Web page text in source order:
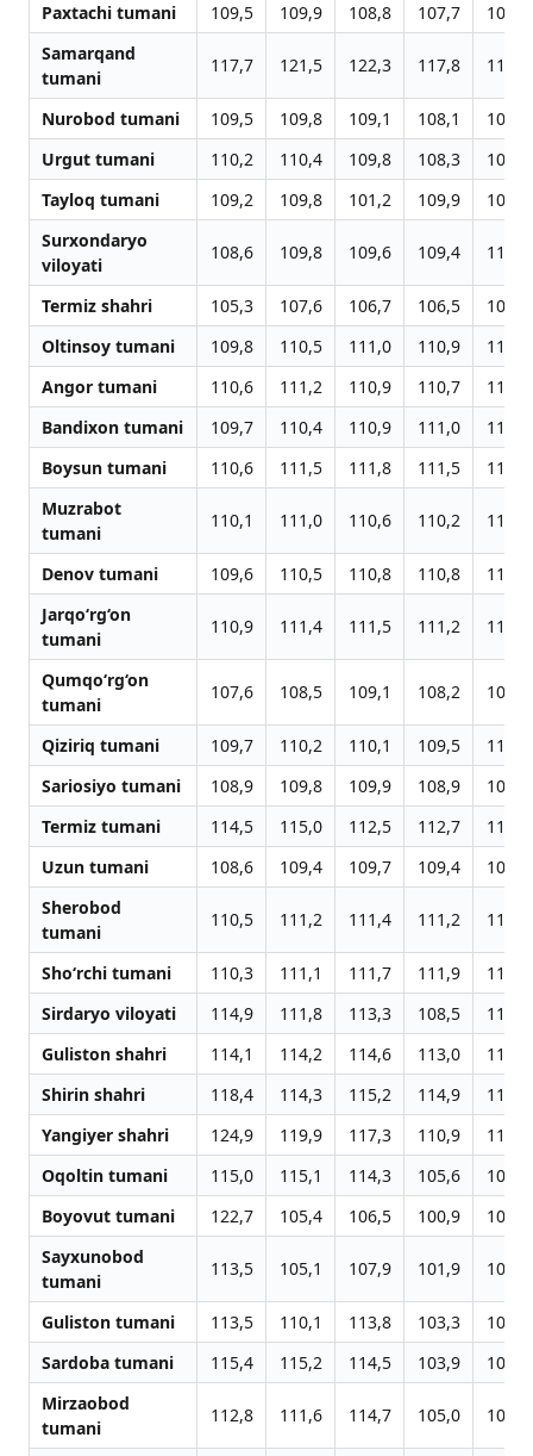
Paxtachi tumani 109,5 109,9 108,8 107,7
106,5
Samarqand
tumani
117,7 121,5 122,3 117,8 116,3
Nurobod tumani 109,5 109,8 109,1 108,1
107,5
Urgut tumani
110,2 110,4 109,8 108,3
107,4
Tayloq tumani
109,2 109,8 101,2 109,9
109,5
Surxondaryo
viloyati
108,6 109,8 109,6 109,4 110,3
Termiz shahri 105,3 107,6 106,7 106,5
108,1
Oltinsoy tumani
109,8 110,5 111,0 110,9
110,7
Angor tumani
110,6 111,2 110,9 110,7
111,3
Bandixon tumani
109,7 110,4 110,9 111,0
111,3
Boysun tumani
110,6 111,5 111,8 111,5
112,0
Muzrabot
tumani
110,1 111,0 110,6 110,2 110,9
Denov tumani 109,6 110,5 110,8 110,8
112,1
Jarqo‘rg‘on
tumani
110,9 111,4 111,5 111,2 112,2
Qumqo‘rg‘on
tumani
107,6 108,5 109,1 108,2 109,2
Qiziriq tumani 109,7 110,2 110,1 109,5
110,1
Sariosiyo tumani
108,9 109,8 109,9 108,9
109,3
Termiz tumani
114,5 115,0 112,5 112,7
114,4
Uzun tumani
108,6 109,4 109,7 109,4
109,3
Sherobod
tumani
110,5 111,2 111,4 111,2 111,6
Sho‘rchi tumani 110,3 111,1 111,7 111,9
112,8
Sirdaryo viloyati
114,9 111,8 113,3 108,5
111,0
Guliston shahri
114,1 114,2 114,6 113,0
116,4
Shirin shahri
118,4 114,3 115,2 114,9
114,0
Yangiyer shahri
124,9 119,9 117,3 110,9
115,1
Oqoltin tumani
115,0 115,1 114,3 105,6
106,2
Boyovut tumani
122,7 105,4 106,5 100,9
102,4
Sayxunobod
tumani
113,5 105,1 107,9 101,9 103,6
Guliston tumani 113,5 110,1 113,8 103,3
105,5
Sardoba tumani
115,4 115,2 114,5 103,9
106,9
Mirzaobod
tumani
112,8 111,6 114,7 105,0 105,9